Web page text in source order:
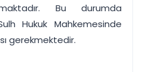
Bu durumda
Hukuk Mahkemesinde
gerekmektedir.